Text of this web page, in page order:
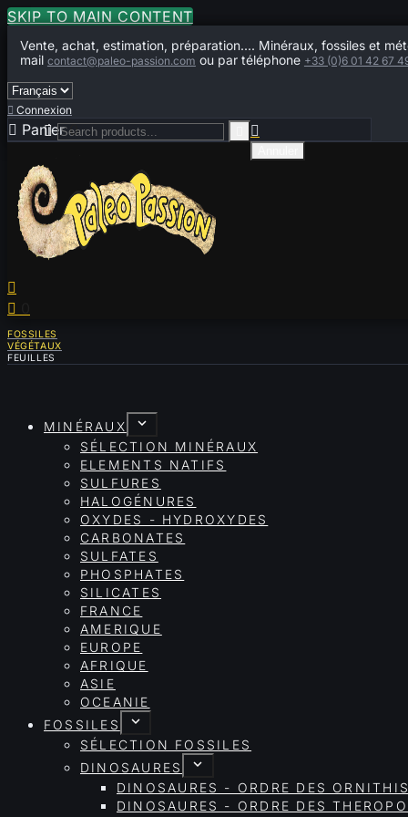
SKIP TO MAIN CONTENT
Vente, achat, estimation, préparation.... Minéraux, fossiles et
mail contact@paleo-passion.com ou par téléphone +33 (0)6 01 42 67
 Connexion
 Panier 0


 
FOSSILES
VÉGÉTAUX
FEUILLES
MINÉRAUX
SÉLECTION MINÉRAUX
ELEMENTS NATIFS
SULFURES
HALOGÉNURES
OXYDES - HYDROXYDES
CARBONATES
SULFATES
PHOSPHATES
SILICATES
FRANCE
AMERIQUE
EUROPE
AFRIQUE
ASIE
OCEANIE
FOSSILES
SÉLECTION FOSSILES
DINOSAURES
DINOSAURES - ORDRE DES
DINOSAURES - ORDRE DES